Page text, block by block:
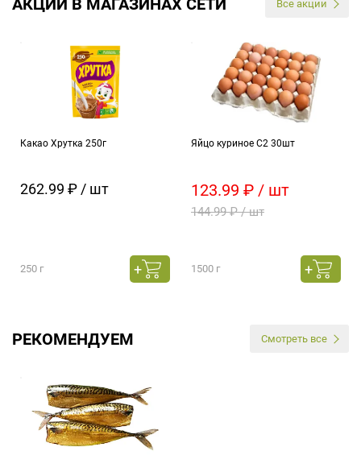
АКЦИИ В МАГАЗИНАХ СЕТИ Все акции
Какао Хрутка 250г
262.99 ₽ / шт
250 г
Яйцо куриное С2 30шт
123.99 ₽ / шт
144.99 ₽ / шт
1500 г
РЕКОМЕНДУЕМ Смотреть все